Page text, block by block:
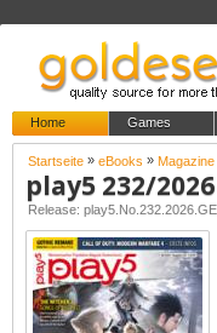
Home Games
Startseite » eBooks » Magazine
play5 232/2026
Release: